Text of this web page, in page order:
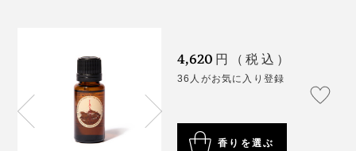
色づき、ほのかな甘みを感じる、あの「ルイボスティ
ー」のことです。
穏やかな甘さの奥に、シトラス系の爽やかさがほんのり
顔を出す。微量のグリーン香を“おしろい”のようにふん
異常があれば眼科医の手当てを受けてください。
本品は食べ物ではありません。ペットやお子様の誤
飲にご注意ください
4,620 円（税込）
36人がお気に入り登録
香りを選ぶ